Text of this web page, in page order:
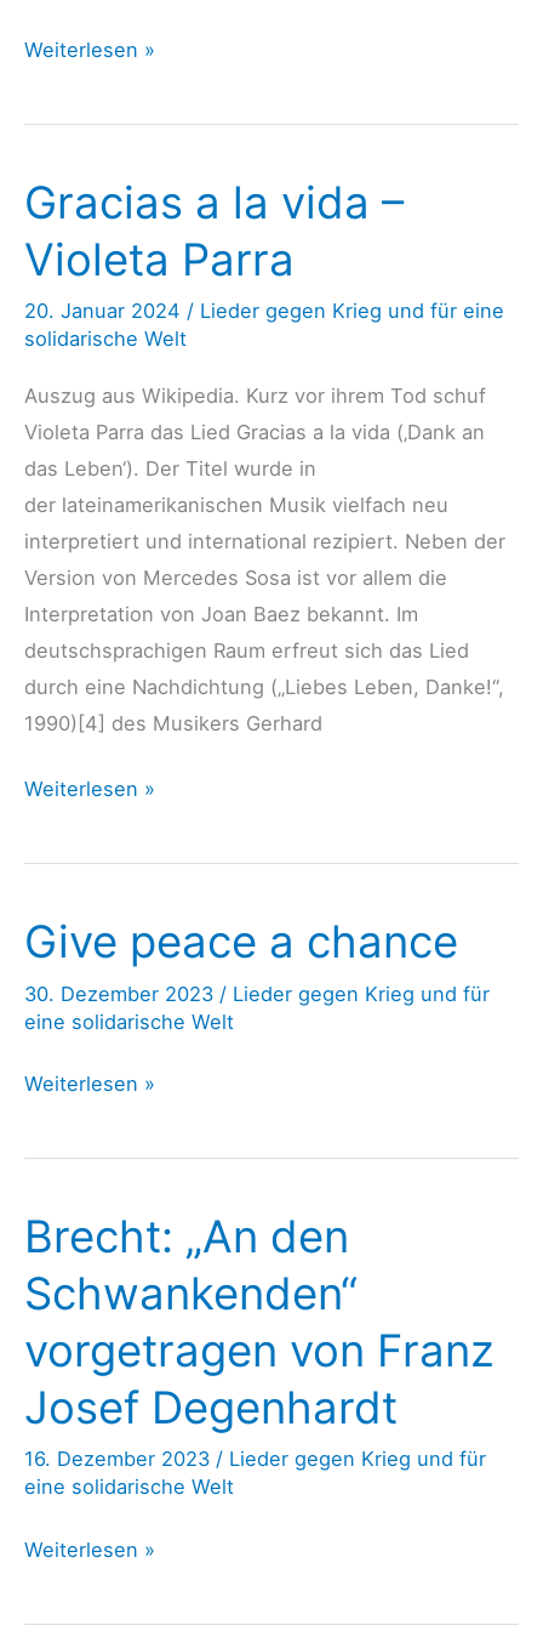
Eigentlich
–
Josef
Weiterlesen »
Gracias a la vida –
Violeta Parra
20. Januar 2024 / Lieder gegen Krieg und für eine
solidarische Welt
Auszug aus Wikipedia. Kurz vor ihrem Tod schuf
Violeta Parra das Lied Gracias a la vida (‚Dank an
das Leben‘). Der Titel wurde in
der lateinamerikanischen Musik vielfach neu
interpretiert und international rezipiert. Neben der
Version von Mercedes Sosa ist vor allem die
Interpretation von Joan Baez bekannt. Im
deutschsprachigen Raum erfreut sich das Lied
durch eine Nachdichtung („Liebes Leben, Danke!“,
1990)[4] des Musikers Gerhard
Gracias
la
–
Parra
Weiterlesen »
Give peace a chance
30. Dezember 2023 / Lieder gegen Krieg und für
eine solidarische Welt
Give
a
Weiterlesen »
Brecht: „An den
Schwankenden“
vorgetragen von Franz
Josef Degenhardt
16. Dezember 2023 / Lieder gegen Krieg und für
eine solidarische Welt
Brecht:
den
Weiterlesen »